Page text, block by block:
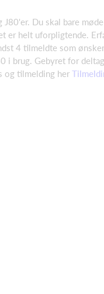
Du skal bare
er helt uforpligtende.
4 tilmeldte som
i brug. Gebyret for
og tilmelding her